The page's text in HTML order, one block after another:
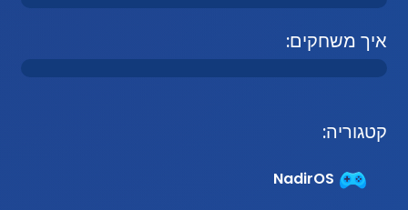
איך משחקים:
קטגוריה:
NadirOS